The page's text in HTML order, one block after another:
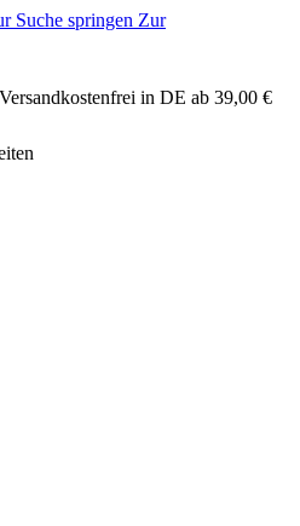
Suche springen Zur
in DE ab 39,00 €